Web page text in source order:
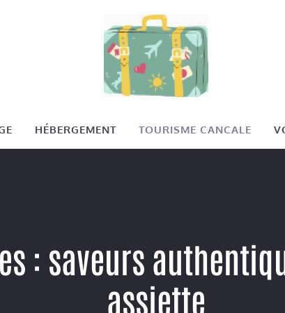
HÉBERGEMENT TOURISME CANCALE
: saveurs
assiette